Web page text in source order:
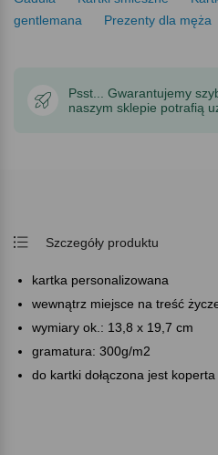
gentlemana
Prezenty dla męża
Psst... Gwarantujemy
naszym sklepie potrafią
Szczegóły produktu
kartka personalizowana
wewnątrz miejsce na treść
wymiary ok.: 13,8 x 19,7 cm
gramatura: 300g/m2
do kartki dołączona jest